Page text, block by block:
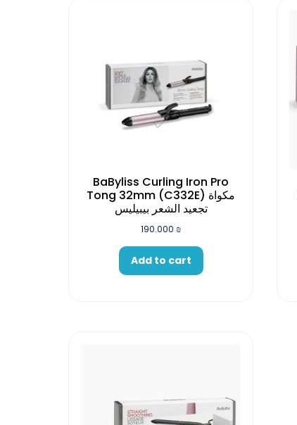
BaByliss Curling Iron Pro
Tong 32mm (C332E) مكواة
تجعيد الشعر بيبيليس
190.000₪
Add to cart